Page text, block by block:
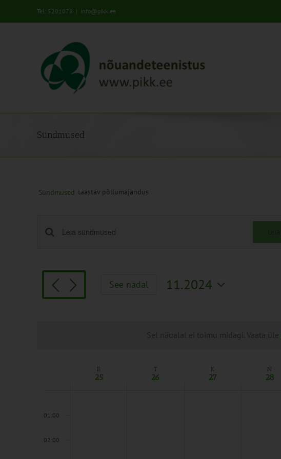
Tel: 5201078 | info@pikk.ee
Sündmused
Sel nädalal ei toimu midagi. Vaata üle
Sündmused taastav põllumajandus
Sündmused
Views
Navigation
Enter
for
Sündmused
by
See nädal
11.2024
E
25
T
26
K
27
N
28
01:00
02:00